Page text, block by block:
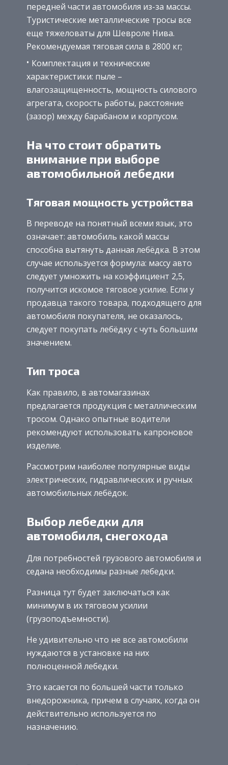
передней части автомобиля из-за массы.
Туристические металлические тросы все
еще тяжеловаты для Шевроле Нива.
Рекомендуемая тяговая сила в 2800 кг;
Комплектация и технические
характеристики: пыле –
влагозащищенность, мощность силового
агрегата, скорость работы, расстояние
(зазор) между барабаном и корпусом.
На что стоит обратить
внимание при выборе
автомобильной лебедки
Тяговая мощность устройства
В переводе на понятный всеми язык, это
означает: автомобиль какой массы
способна вытянуть данная лебёдка. В этом
случае используется формула: массу авто
следует умножить на коэффициент 2,5,
получится искомое тяговое усилие. Если у
продавца такого товара, подходящего для
автомобиля покупателя, не оказалось,
следует покупать лебёдку с чуть большим
значением.
Тип троса
Как правило, в автомагазинах
предлагается продукция с металлическим
тросом. Однако опытные водители
рекомендуют использовать капроновое
изделие.
Рассмотрим наиболее популярные виды
электрических, гидравлических и ручных
автомобильных лебёдок.
Выбор лебедки для
автомобиля, снегохода
Для потребностей грузового автомобиля и
седана необходимы разные лебедки.
Разница тут будет заключаться как
минимум в их тяговом усилии
(грузоподъемности).
Не удивительно что не все автомобили
нуждаются в установке на них
полноценной лебедки.
Это касается по большей части только
внедорожника, причем в случаях, когда он
действительно используется по
назначению.